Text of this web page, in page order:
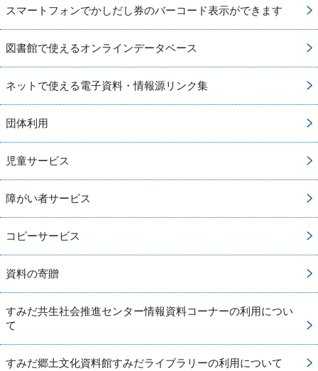
スマートフォンでかしだし券のバーコード表示ができます
図書館で使えるオンラインデータベース
ネットで使える電子資料・情報源リンク集
団体利用
児童サービス
障がい者サービス
コピーサービス
資料の寄贈
すみだ共生社会推進センター情報資料コーナーの利用につい
て
すみだ郷土文化資料館すみだライブラリーの利用について